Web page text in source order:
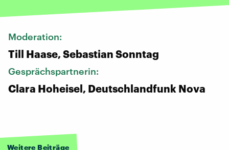
Moderation:
Till Haase, Sebastian Sonntag
Gesprächspartnerin:
Clara Hoheisel, Deutschlandfunk Nova
Weitere Beiträge